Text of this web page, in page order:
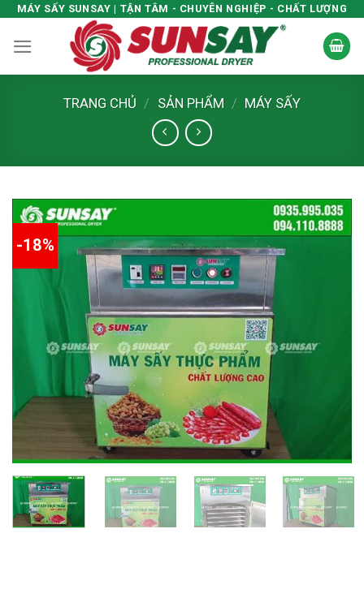
Skip
content
MÁY SẤY SUNSAY | TẬN TÂM - CHUYÊN NGHIỆP - CHẤT LƯỢNG
TRANG CHỦ / SẢN PHẨM / MÁY SẤY
-18%